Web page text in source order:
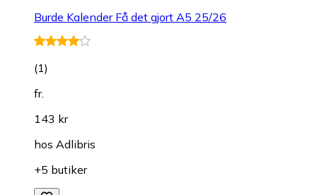
Burde Kalender Få det gjort A5 25/26
(1)
fr.
143 kr
hos Adlibris
+5 butiker